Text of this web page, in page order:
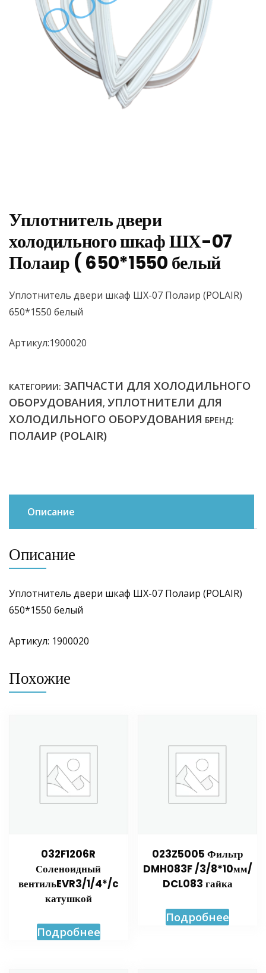
Уплотнитель двери
холодильного шкаф ШХ-07
Полаир ( 650*1550 белый
Уплотнитель двери шкаф ШХ-07 Полаир (POLAIR)
650*1550 белый
Артикул:1900020
КАТЕГОРИИ: ЗАПЧАСТИ ДЛЯ ХОЛОДИЛЬНОГО
ОБОРУДОВАНИЯ, УПЛОТНИТЕЛИ ДЛЯ
ХОЛОДИЛЬНОГО ОБОРУДОВАНИЯ БРЕНД:
ПОЛАИР (POLAIR)
Описание
Описание
Уплотнитель двери шкаф ШХ-07 Полаир (POLAIR)
650*1550 белый
Артикул: 1900020
Похожие
032F1206R
Соленоидный
вентильEVR3/1/4*/c
катушкой
Подробнее
023Z5005 Фильтр
DMH083F /3/8*10мм/
DCL083 гайка
Подробнее